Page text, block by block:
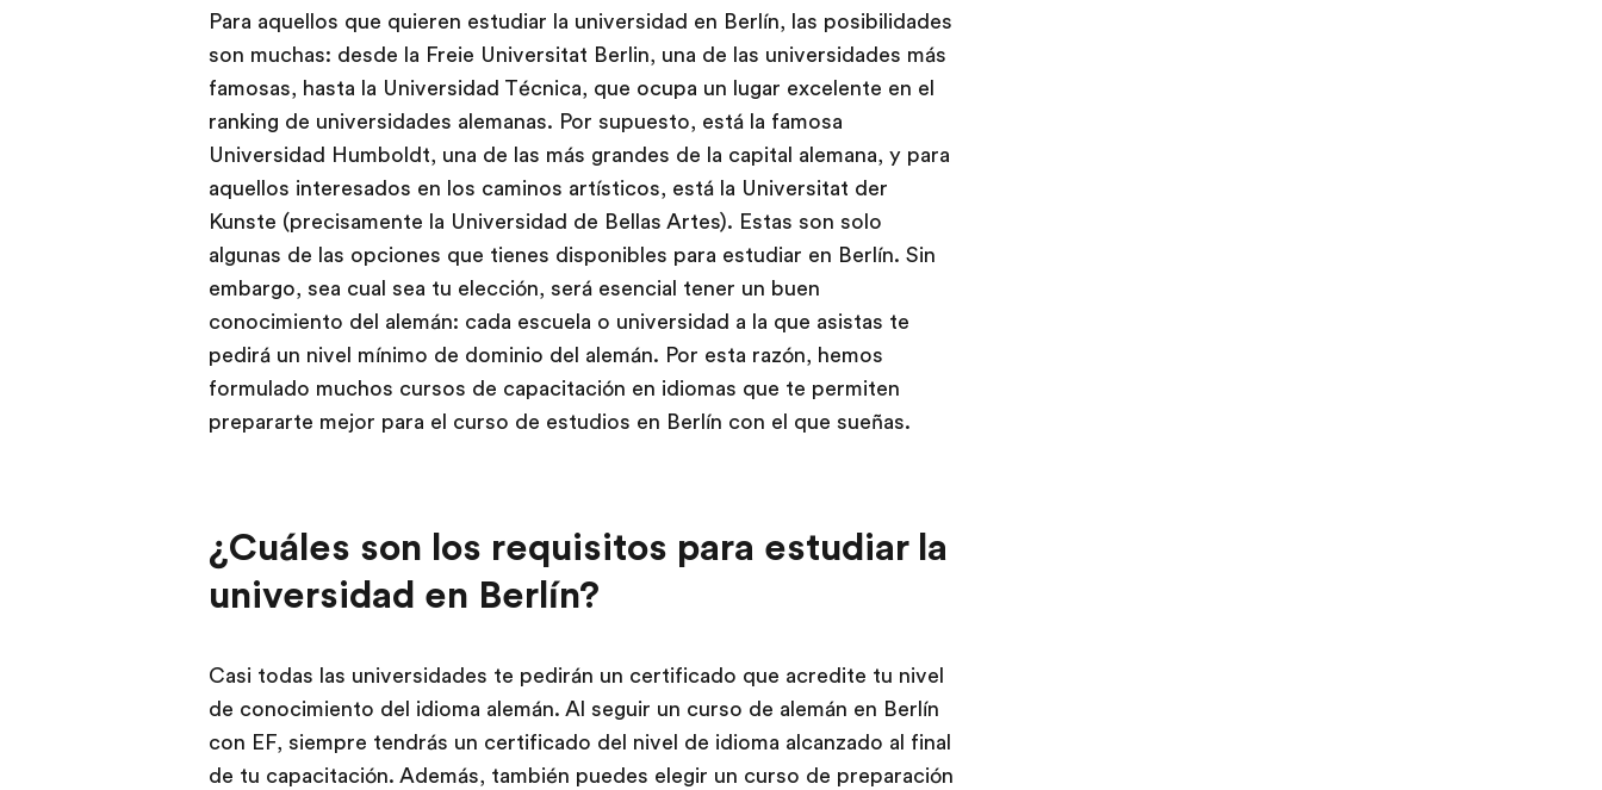
Para aquellos que quieren estudiar la universidad en Berlín, las posibilidades
son muchas: desde la Freie Universitat Berlin, una de las universidades más
famosas, hasta la Universidad Técnica, que ocupa un lugar excelente en el
ranking de universidades alemanas. Por supuesto, está la famosa
Universidad Humboldt, una de las más grandes de la capital alemana, y para
aquellos interesados ​​en los caminos artísticos, está la Universitat der
Kunste (precisamente la Universidad de Bellas Artes). Estas son solo
algunas de las opciones que tienes disponibles para estudiar en Berlín. Sin
embargo, sea cual sea tu elección, será esencial tener un buen
conocimiento del alemán: cada escuela o universidad a la que asistas te
pedirá un nivel mínimo de dominio del alemán. Por esta razón, hemos
formulado muchos cursos de capacitación en idiomas que te permiten
prepararte mejor para el curso de estudios en Berlín con el que sueñas.
¿Cuáles son los requisitos para estudiar la
universidad en Berlín?
Casi todas las universidades te pedirán un certificado que acredite tu nivel
de conocimiento del idioma alemán. Al seguir un curso de alemán en Berlín
con EF, siempre tendrás un certificado del nivel de idioma alcanzado al final
de tu capacitación. Además, también puedes elegir un curso de preparación